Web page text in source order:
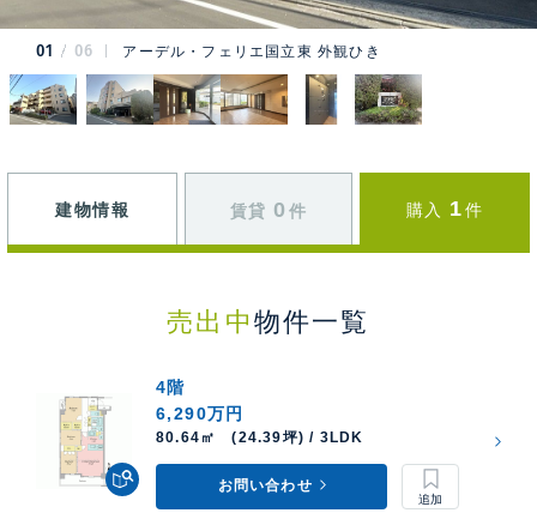
01 06 アーデル・フェリエ国立東 外観ひき
建物情報 賃貸 0 件 購入 1 件
売出中 物件一覧
4階
6,290万円
80.64㎡ (24.39坪) / 3LDK
お問い合わせ